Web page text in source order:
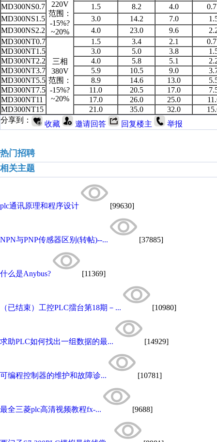
220V
范围：
-15%?
~20%
MD300NS0.7
1.5 8.2 4.0
MD300NS1.5
3.0 14.2 7.0
MD300NS2.2
4.0 23.0 9.6
MD300NT0.7
三相
380V
范围：
-15%?
~20%
1.5 3.4 2.1
MD300NT1.5
3.0 5.0 3.8
MD300NT2.2
4.0 5.8 5.1
MD300NT3.7
5.9 10.5 9.0
MD300NT5.5
8.9 14.6 13.0
MD300NT7.5
11.0 20.5 17.0
MD300NT11
17.0 26.0 25.0
MD300NT15
21.0 35.0 32.0
分享到：
收藏 邀请回答 回复楼主 举报
热门招聘
相关主题
plc通讯原理和程序设计 [99630]
NPN与PNP传感器区别(转帖)--... [37885]
什么是Anybus? [11369]
（已结束）工控PLC擂台第18期－... [10980]
求助PLC如何找出一组数据的最... [14929]
可编程控制器的维护和故障诊... [10781]
最全三菱plc高清视频教程fx-... [9688]